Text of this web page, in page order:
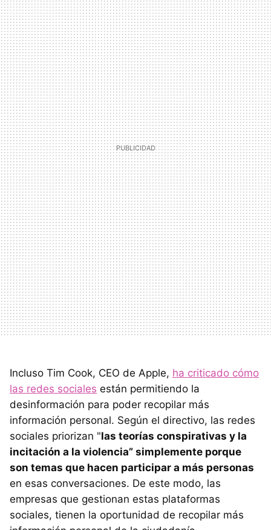
Incluso Tim Cook, CEO de Apple, ha criticado cómo
las redes sociales están permitiendo la
desinformación para poder recopilar más
información personal. Según el directivo, las redes
sociales priorizan "las teorías conspirativas y la
incitación a la violencia” simplemente porque
son temas que hacen participar a más personas
en esas conversaciones. De este modo, las
empresas que gestionan estas plataformas
sociales, tienen la oportunidad de recopilar más